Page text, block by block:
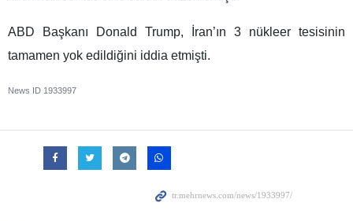
ABD Başkanı Donald Trump, İran’ın 3 nükleer tesisinin
tamamen yok edildiğini iddia etmişti.
News ID 1933997